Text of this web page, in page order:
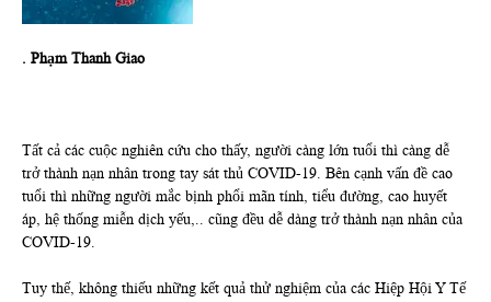
. Phạm Thanh Giao
Tất cả các cuộc nghiên cứu cho thấy, người càng lớn tuổi thì càng dễ
trở thành nạn nhân trong tay sát thủ COVID-19. Bên cạnh vấn đề cao
tuổi thì những người mắc bịnh phổi mãn tính, tiểu đường, cao huyết
áp, hệ thống miễn dịch yếu,.. cũng đều dễ dàng trở thành nạn nhân của
COVID-19.
Tuy thế, không thiếu những kết quả thử nghiệm của các Hiệp Hội Y Tế